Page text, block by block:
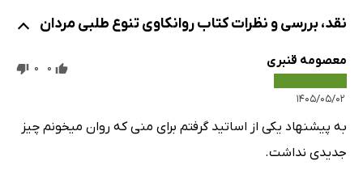
نقد، بررسی و نظرات کتاب روانکاوی تنوع طلبی مردان
معصومه قنبری
۱۴۰۵/۰۵/۰۲
0
0
به پیشنهاد یکی از اساتید گرفتم برای منی که روان میخونم چیز
جدیدی نداشت.